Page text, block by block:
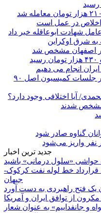
در عمل است
عامل شهادت ابوعاقله خبر داد
به شرق اوکراین
انجام می دهیم
وزرای اقتصاد، صمت و دادگستری در جلسات کمیسیون اصل ۹۰
آیا اختلافی وجود دارد؟
گناوه صادر شود
جدید ترین اخبار
قرارداد خط لوله نفت کرکوک-
جیهان
یک فتح راهبردی به دست آورد
مکرون از توافق ایران و آمریکا
و جانفداییم» به عنوان شعار